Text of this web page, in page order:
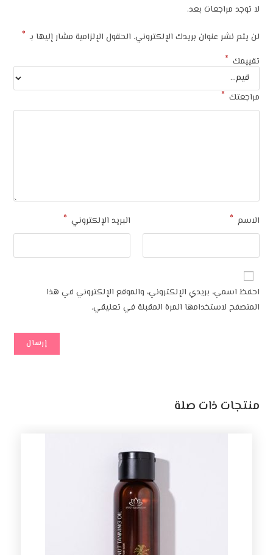
لا توجد مراجعات بعد.
لن يتم نشر عنوان بريدك الإلكتروني. الحقول الإلزامية مشار إليها بـ *
تقييمك *
مراجعتك *
الاسم * البريد الإلكتروني *
احفظ اسمي، بريدي الإلكتروني، والموقع الإلكتروني في هذا
المتصفح لاستخدامها المرة المقبلة في تعليقي.
منتجات ذات صلة